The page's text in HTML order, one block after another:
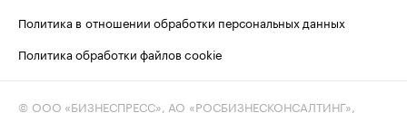
Политика в отношении обработки персональных данных
Политика обработки файлов cookie
© ООО «БИЗНЕСПРЕСС», АО «РОСБИЗНЕСКОНСАЛТИНГ»,